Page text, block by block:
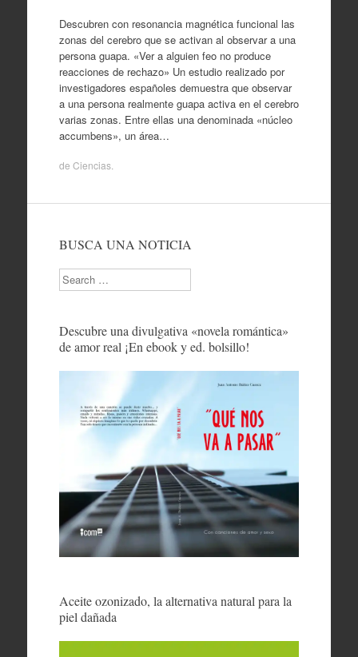
Descubren con resonancia magnética funcional las
zonas del cerebro que se activan al observar a una
persona guapa. «Ver a alguien feo no produce
reacciones de rechazo» Un estudio realizado por
investigadores españoles demuestra que observar
a una persona realmente guapa activa en el cerebro
varias zonas. Entre ellas una denominada «núcleo
accumbens», un área…
de Ciencias.
BUSCA UNA NOTICIA
Search
Descubre una divulgativa «novela romántica»
de amor real ¡En ebook y ed. bolsillo!
Aceite ozonizado, la alternativa natural para la
piel dañada